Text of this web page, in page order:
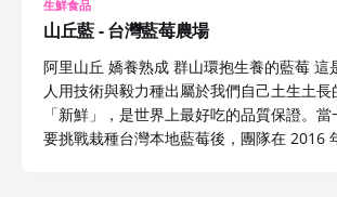
生鮮食品
山丘藍 - 台灣藍莓農場
阿里山丘 嬌養熟成 群山環抱生養的藍莓 這
人用技術與毅力種出屬於我們自己土生土長
「新鮮」，是世界上最好吃的品質保證。
要挑戰栽種台灣本地藍莓後，團隊在 2016